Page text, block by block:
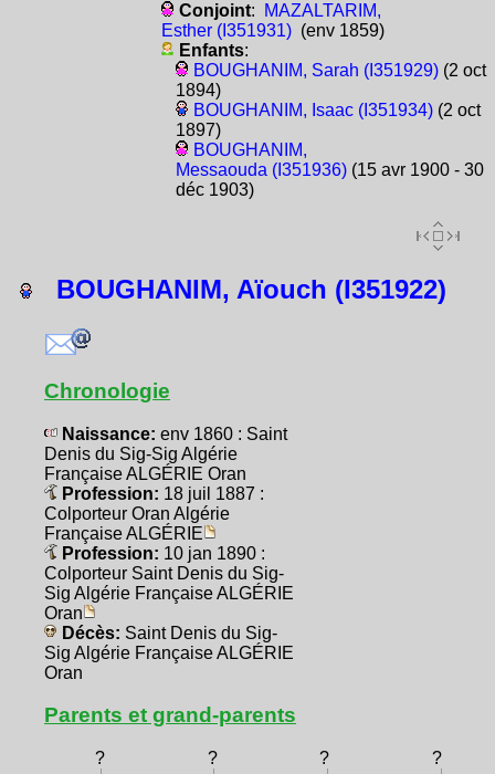
Conjoint:
MAZALTARIM,
Esther (I351931)(env 1859)
Enfants:
BOUGHANIM, Sarah (I351929)(2 oct
1894)
BOUGHANIM, Isaac (I351934)(2 oct
1897)
BOUGHANIM,
Messaouda (I351936)(15 avr 1900 - 30
déc 1903)
BOUGHANIM, Aïouch (I351922)
Chronologie
Naissance: env 1860 : Saint
Denis du Sig-Sig Algérie
Française ALGÉRIE Oran
Profession: 18 juil 1887 :
Colporteur Oran Algérie
Française ALGÉRIE
Profession: 10 jan 1890 :
Colporteur Saint Denis du Sig-
Sig Algérie Française ALGÉRIE
Oran
Décès: Saint Denis du Sig-
Sig Algérie Française ALGÉRIE
Oran
Parents et grand-parents
? ? ?
?